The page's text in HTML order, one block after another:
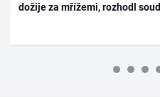
dožije za mřížemi, rozhodl soud